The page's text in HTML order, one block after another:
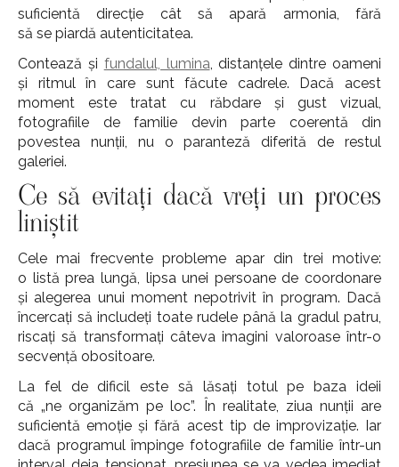
suficientă direcție cât să apară armonia, fără
să se piardă autenticitatea.
Contează și fundalul, lumina, distanțele dintre oameni
și ritmul în care sunt făcute cadrele. Dacă acest
moment este tratat cu răbdare și gust vizual,
fotografiile de familie devin parte coerentă din
povestea nunții, nu o paranteză diferită de restul
galeriei.
Ce să evitați dacă vreți un proces
liniștit
Cele mai frecvente probleme apar din trei motive:
o listă prea lungă, lipsa unei persoane de coordonare
și alegerea unui moment nepotrivit în program. Dacă
încercați să includeți toate rudele până la gradul patru,
riscați să transformați câteva imagini valoroase într-o
secvență obositoare.
La fel de dificil este să lăsați totul pe baza ideii
că „ne organizăm pe loc”. În realitate, ziua nunții are
suficientă emoție și fără acest tip de improvizație. Iar
dacă programul împinge fotografiile de familie într-un